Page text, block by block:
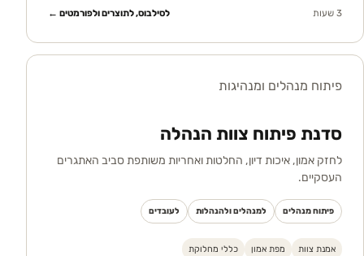
3 שעות לסילבוס, לתוצרים ולפורמטים ←
פיתוח מנהלים ומנהיגות
סדנת פיתוח צוות הנהלה
לחזק אמון, איכות דיון, החלטות ואחריות משותפת סביב האתגרים
העסקיים.
פיתוח מנהלים למנהלים ולהנהלות לעובדים
אמנת צוות מפת אמון כללי מחלוקת